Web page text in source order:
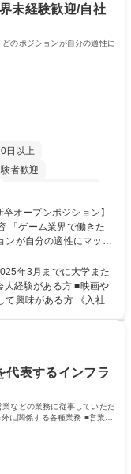
高校 語学力： 資格：第
未経験歓迎/自社
のポジションが自分の適性に
日以上
者歓迎
あり
第二新卒歓迎
ンが自分の適性にマッチ
フラエンジニアな
など）等から、面接で
します。ゲームやエン
年3月までに大学また
人経験がある方 ■映画や
がある方 《入社実
代表するインフラ
などの業務に従事していただ
に関係する各種業務 ■営業部